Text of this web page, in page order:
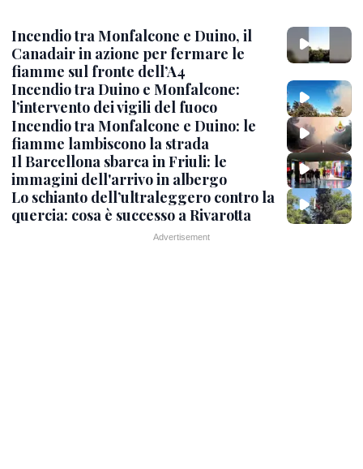
Incendio tra Monfalcone e Duino, il
Canadair in azione per fermare le
fiamme sul fronte dell’A4
Incendio tra Duino e Monfalcone:
l’intervento dei vigili del fuoco
Incendio tra Monfalcone e Duino: le
fiamme lambiscono la strada
Il Barcellona sbarca in Friuli: le
immagini dell'arrivo in albergo
Lo schianto dell’ultraleggero contro la
quercia: cosa è successo a Rivarotta